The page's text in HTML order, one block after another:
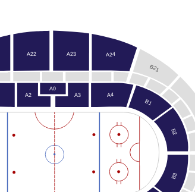
A4
B1
B2
A3
A2
A0
B3
A24
B21
A23
A22